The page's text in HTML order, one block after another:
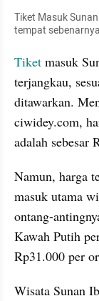
Tiket Masuk
tempat
Tiket masuk
terjangkau,
ditawarkan.
ciwidey.com,
adalah sebesar
Namun, harga
masuk utama
ontang-
Kawah Putih
Rp31.000 per
Wisata Sunan